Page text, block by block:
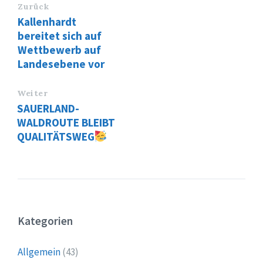
Zurück
Kallenhardt
bereitet sich auf
Wettbewerb auf
Landesebene vor
Weiter
SAUERLAND-
WALDROUTE BLEIBT
QUALITÄTSWEG
Kategorien
Allgemein(43)